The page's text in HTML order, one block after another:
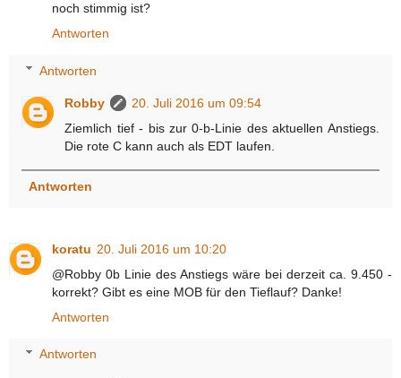
noch stimmig ist?
Antworten
Antworten
Robby
20. Juli 2016 um 09:54
Ziemlich tief - bis zur 0-b-Linie des aktuellen Anstiegs.
Die rote C kann auch als EDT laufen.
Antworten
koratu 20. Juli 2016 um 10:20
@Robby 0b Linie des Anstiegs wäre bei derzeit ca. 9.450 -
korrekt? Gibt es eine MOB für den Tieflauf? Danke!
Antworten
Antworten